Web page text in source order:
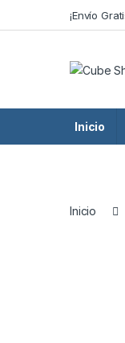
Skip to navigation
¡Envío
Inicio
Inicio